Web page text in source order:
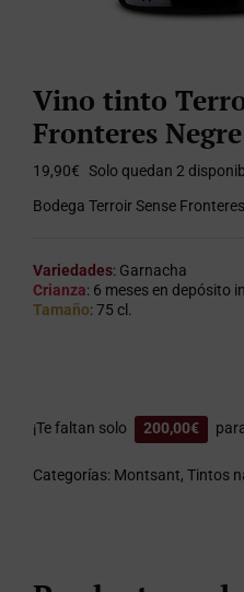
Vino tinto
Fronteres
19,90€ Solo quedan 2
Bodega Terroir Sense Fronteres
Variedades: Garnacha
Crianza: 6 meses en depósito
Tamaño: 75 cl.
¡Te faltan solo 200,00€
Categorías: Montsant, Tintos